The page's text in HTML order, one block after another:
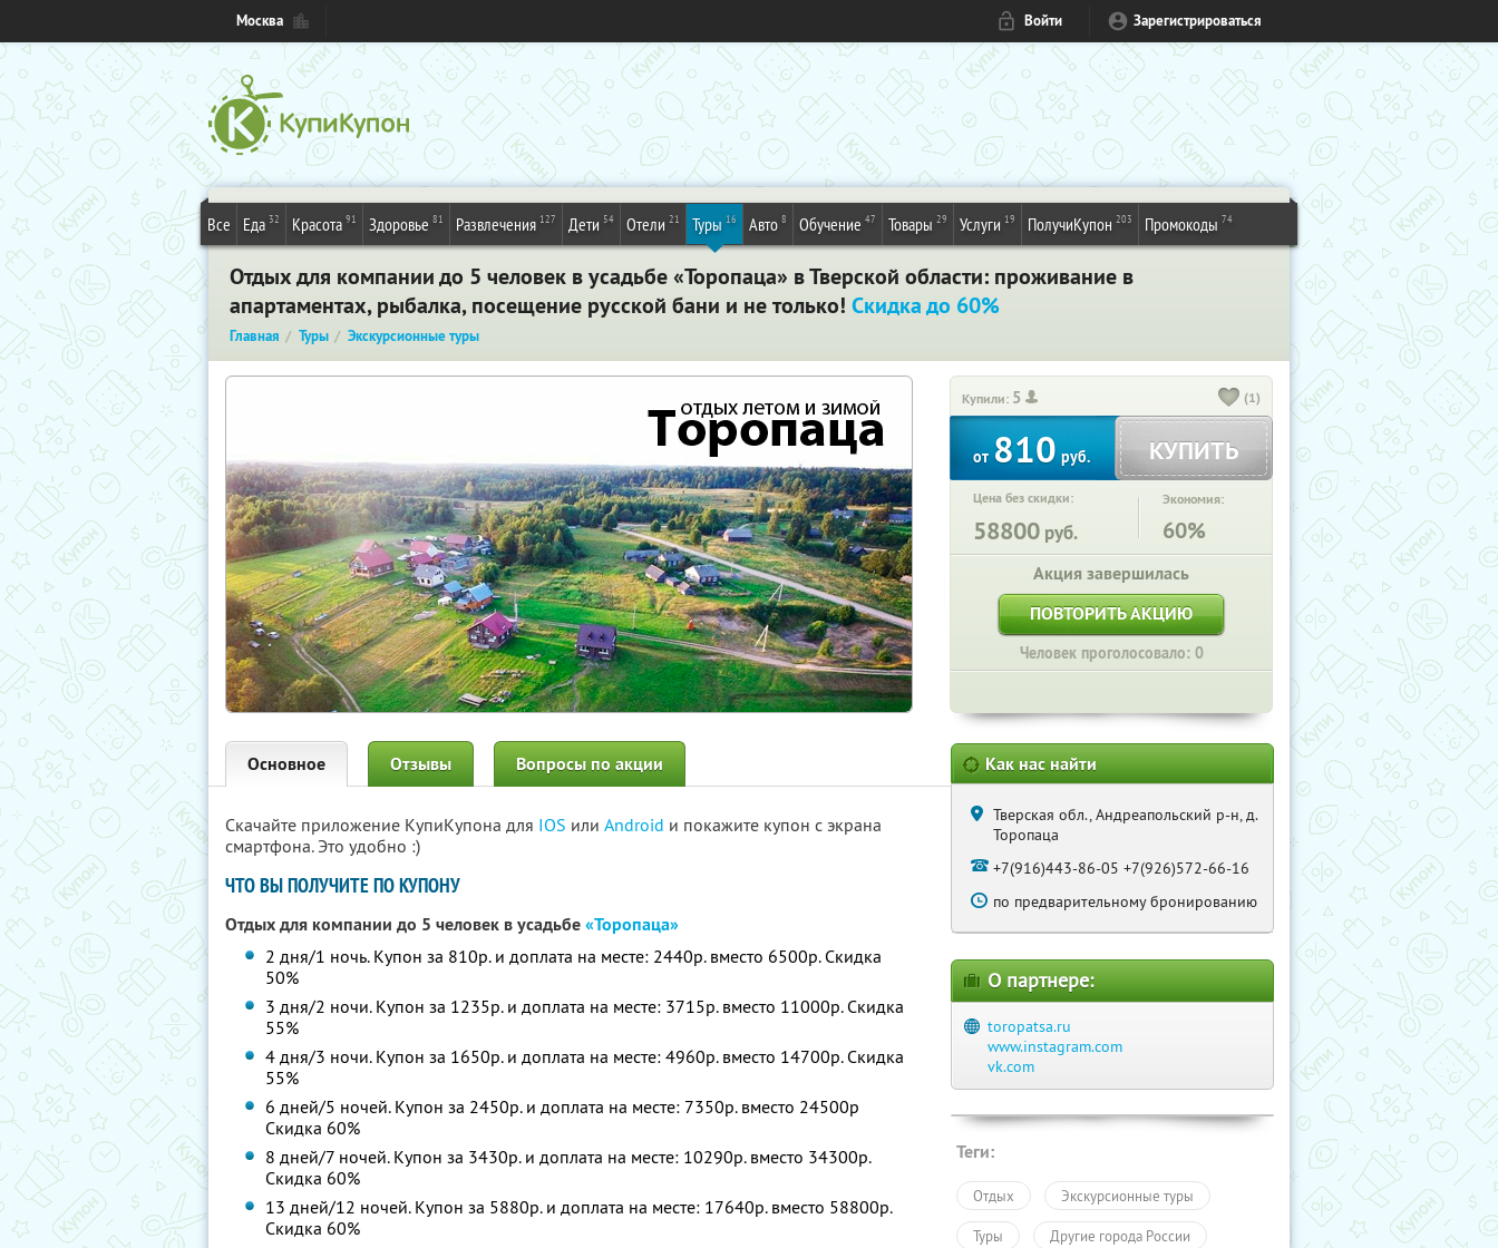
Москва Войти Зарегистрироваться
Все Еда 32 Красота 91 Здоровье 81 Развлечения 127 Дети 54 Отели 21 Туры 16 Авто 8 Обучение 47 Товары 29 Услуги 19 ПолучиКупон 203 Промокоды 74
Отдых для компании до 5 человек в усадьбе «Торопаца» в Тверской области: проживание в
апартаментах, рыбалка, посещение русской бани и не только! Скидка до 60%
Главная Туры Экскурсионные туры
Купили: 5 (1)
от810руб. КУПИТЬ
Цена без скидки:
58800 руб.
Экономия:
60%
Акция завершилась
ПОВТОРИТЬ АКЦИЮ
Человек проголосовало: 0
Основное Отзывы Вопросы по акции
Скачайте приложение КупиКупона для IOS или Android и покажите купон с экрана
смартфона. Это удобно :)
ЧТО ВЫ ПОЛУЧИТЕ ПО КУПОНУ
Отдых для компании до 5 человек в усадьбе«Торопаца»
2 дня/1 ночь. Купон за 810р. и доплата на месте: 2440р. вместо 6500р. Скидка
50%
3 дня/2 ночи. Купон за 1235р. и доплата на месте: 3715р. вместо 11000р. Скидка
55%
4 дня/3 ночи. Купон за 1650р. и доплата на месте: 4960р. вместо 14700р. Скидка
55%
6 дней/5 ночей. Купон за 2450р. и доплата на месте: 7350р. вместо 24500р
Скидка 60%
8 дней/7 ночей. Купон за 3430р. и доплата на месте: 10290р. вместо 34300р.
Скидка 60%
13 дней/12 ночей. Купон за 5880р. и доплата на месте: 17640р. вместо 58800р.
Скидка 60%
Как нас найти
Тверская обл., Андреапольский р-н, д.
Торопаца
+7(916)443-86-05 +7(926)572-66-16
по предварительному бронированию
О партнере:
toropatsa.ru
www.instagram.com
vk.com
Теги:
Отдых Экскурсионные туры
Туры Другие города России